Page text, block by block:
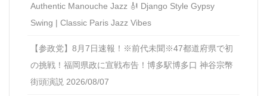
Authentic Manouche Jazz 🎻 Django Style Gypsy
Swing | Classic Paris Jazz Vibes
【参政党】8月7日速報！※前代未聞※47都道府県で初
の挑戦！福岡県政に宣戦布告！博多駅博多口 神谷宗幣
街頭演説 2026/08/07